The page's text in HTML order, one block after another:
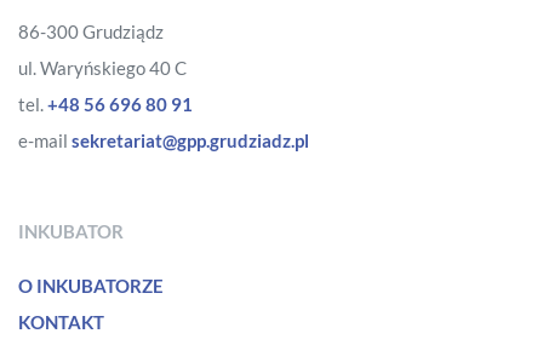
86-300 Grudziądz
ul. Waryńskiego 40 C
tel.+48 56 696 80 91
e-mail sekretariat@gpp.grudziadz.pl
INKUBATOR
O INKUBATORZE
KONTAKT